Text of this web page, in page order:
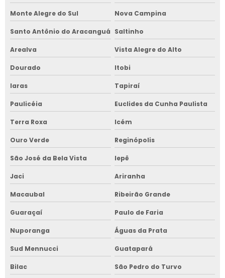
Monte Alegre do Sul Nova Campina
Santo Antônio do Aracanguá Saltinho
Arealva Vista Alegre do Alto
Dourado Itobi
Iaras Tapiraí
Paulicéia Euclides da Cunha Paulista
Terra Roxa Icém
Ouro Verde Reginópolis
São José da Bela Vista Iepê
Jaci Ariranha
Macaubal Ribeirão Grande
Guaraçaí Paulo de Faria
Nuporanga Águas da Prata
Sud Mennucci Guatapará
Bilac São Pedro do Turvo